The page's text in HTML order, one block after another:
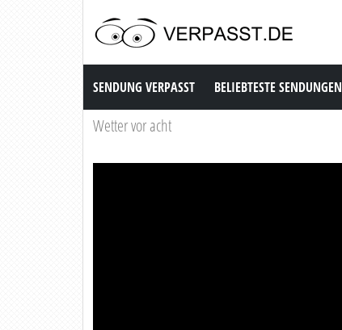
Sendung Verpasst
SENDUNG VERPASST BELIEBTESTE SENDUNGEN
Wetter vor acht